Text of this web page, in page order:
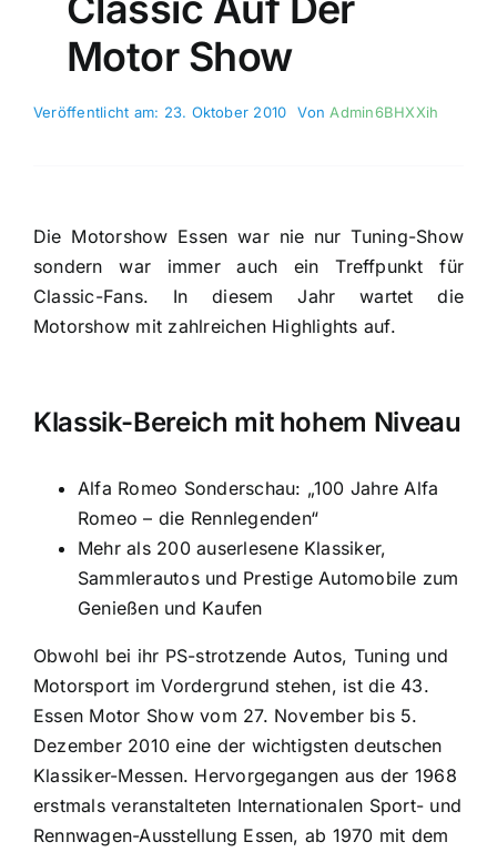
Motor Show
Veröffentlicht am: 23. Oktober 2010 Von Admin6BHXXih
Die Motorshow Essen war nie nur Tuning-Show
sondern war immer auch ein Treffpunkt für
Classic-Fans. In diesem Jahr wartet die
Motorshow mit zahlreichen Highlights auf.
Klassik-Bereich mit hohem Niveau
Alfa Romeo Sonderschau: „100 Jahre Alfa
Romeo – die Rennlegenden“
Mehr als 200 auserlesene Klassiker,
Sammlerautos und Prestige Automobile zum
Genießen und Kaufen
Obwohl bei ihr PS-strotzende Autos, Tuning und
Motorsport im Vordergrund stehen, ist die 43.
Essen Motor Show vom 27. November bis 5.
Dezember 2010 eine der wichtigsten deutschen
Klassiker-Messen. Hervorgegangen aus der 1968
erstmals veranstalteten Internationalen Sport- und
Rennwagen-Ausstellung Essen, ab 1970 mit dem